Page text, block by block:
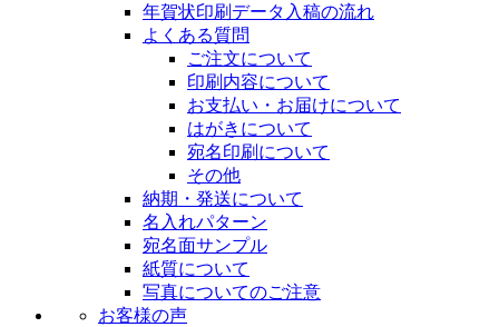
年賀状印刷データ入稿の流れ
よくある質問
ご注文について
印刷内容について
お支払い・お届けについて
はがきについて
宛名印刷について
その他
納期・発送について
名入れパターン
宛名面サンプル
紙質について
写真についてのご注意
お客様の声